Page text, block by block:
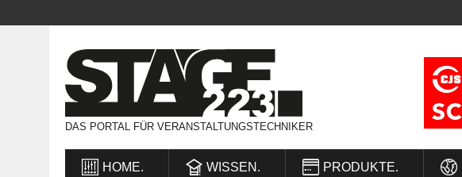
DAS PORTAL FÜR VERANSTALTUNGSTECHNIKER
HOME. WISSEN. PRODUKTE.